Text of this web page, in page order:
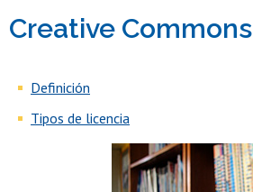
Académicas/os
Creative Commons
Definición
Tipos de licencia